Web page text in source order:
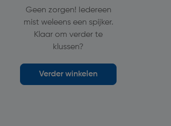
Geen zorgen! Iedereen
mist weleens een spijker.
Klaar om verder te
klussen?
Verder winkelen